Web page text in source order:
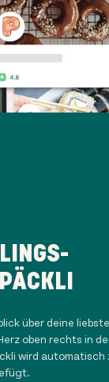
über deine
oben rechts in
wird automatisch